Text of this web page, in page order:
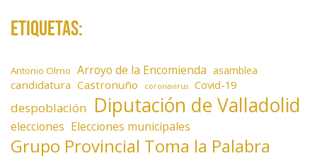
Etiquetas:
Antonio Olmo Arroyo de la Encomienda asamblea
candidatura Castronuño coronavirus Covid-19
despoblación Diputación de Valladolid
elecciones Elecciones municipales
Grupo Provincial Toma la Palabra